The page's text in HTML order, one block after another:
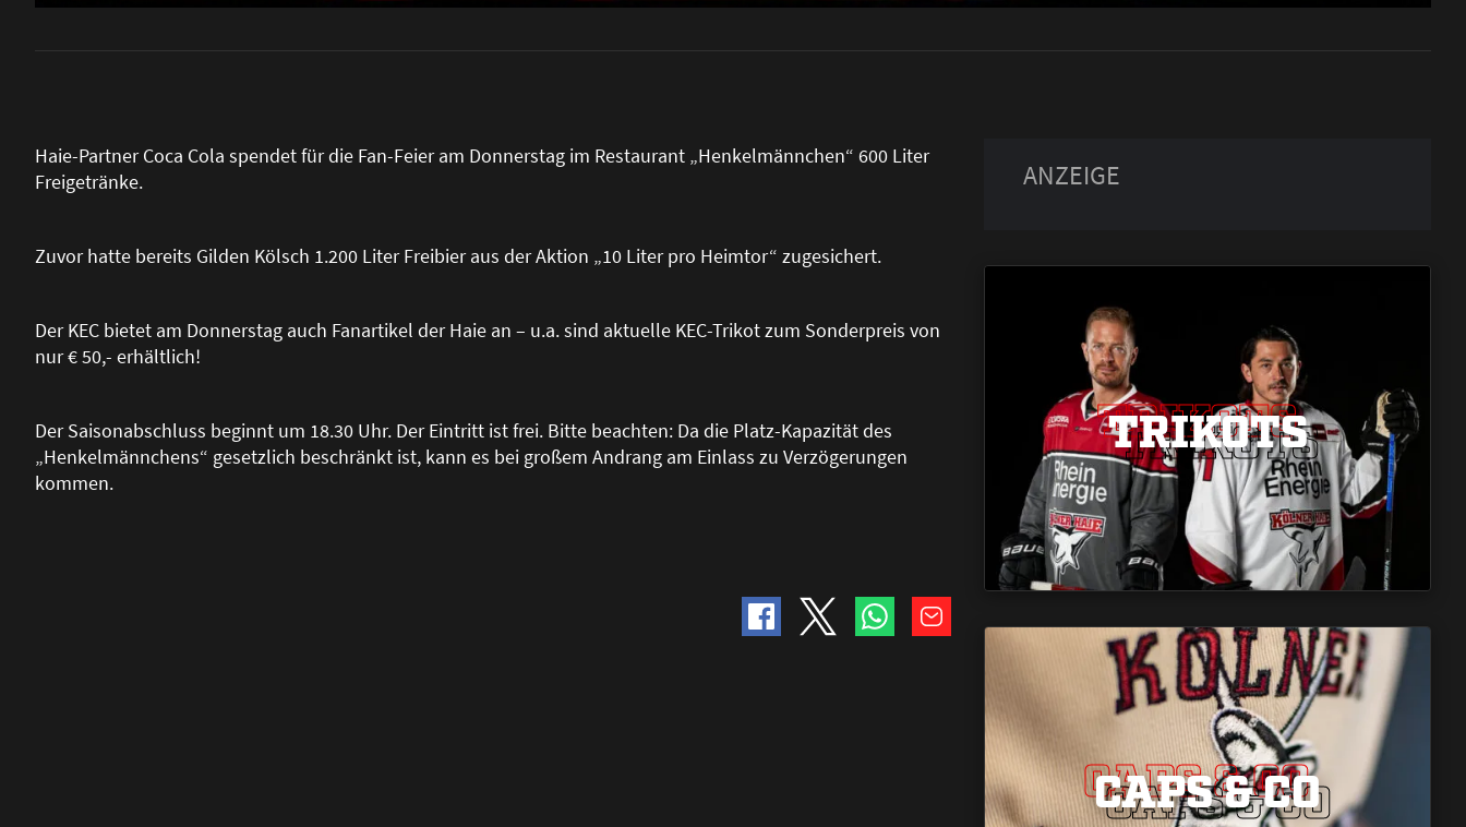
Haie-Partner Coca Cola spendet für die Fan-Feier am Donnerstag im Restaurant „Henkelmännchen“ 600 Liter
Freigetränke.
Zuvor hatte bereits Gilden Kölsch 1.200 Liter Freibier aus der Aktion „10 Liter pro Heimtor“ zugesichert.
Der KEC bietet am Donnerstag auch Fanartikel der Haie an – u.a. sind aktuelle KEC-Trikot zum Sonderpreis von
nur € 50,- erhältlich!
Der Saisonabschluss beginnt um 18.30 Uhr. Der Eintritt ist frei. Bitte beachten: Da die Platz-Kapazität des
„Henkelmännchens“ gesetzlich beschränkt ist, kann es bei großem Andrang am Einlass zu Verzögerungen
kommen.
TRIKOTS
TRIKOTS
TRIKOTS
CAPS & CO
CAPS & CO
CAPS & CO